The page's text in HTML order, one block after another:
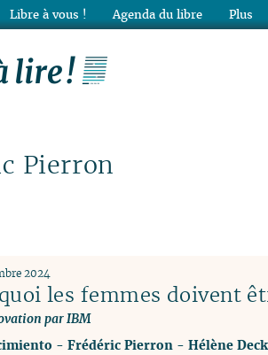
Pierron
les femmes doivent
par IBM
2024
- Frédéric Pierron- Hélène
Libre à vous ! Agenda du libre Plus